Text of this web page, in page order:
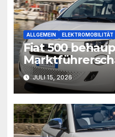
ALLGEMEIN ELEKTROMOBILITÄT
Fiat 500
Segment
JULI 15, 2026